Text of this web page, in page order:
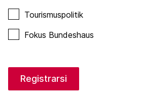
Tourismuspolitik
Fokus Bundeshaus
Registrarsi